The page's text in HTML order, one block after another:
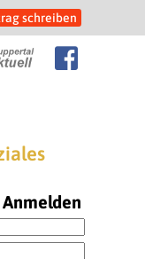
schreiben
Anmelden